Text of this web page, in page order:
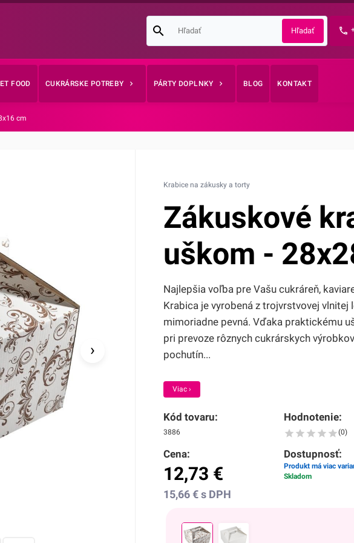
FOOD CUKRÁRSKE POTREBY PÁRTY DOPLNKY BLOG KONTAKT
cm
›
Krabice na zákusky a torty
Zákuskové
uškom -
Najlepšia voľba pre Vašu cukráreň,
Krabica je vyrobená z trojvrstvovej vlnitej
mimoriadne pevná. Vďaka praktickému
pri prevoze rôznych cukrárskych
pochutín...
Viac ›
Kód tovaru:
3886
Hodnotenie:
(0)
Cena:
12,73 €
15,66€s DPH
Dostupnosť:
Produkt má viac
Skladom